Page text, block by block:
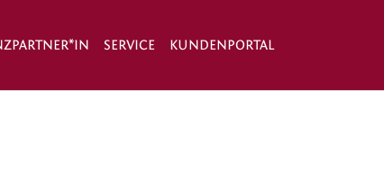
SERVICE KUNDENPORTAL